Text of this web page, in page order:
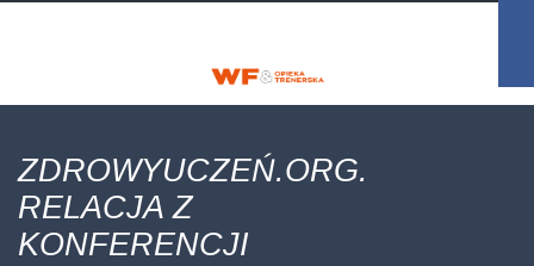
ZDROWYUCZEŃ.ORG.
RELACJA Z
KONFERENCJI